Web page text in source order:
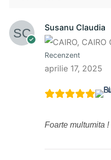
Susanu Claudia
Recenzent
aprilie 17, 2025
Foarte multumita !